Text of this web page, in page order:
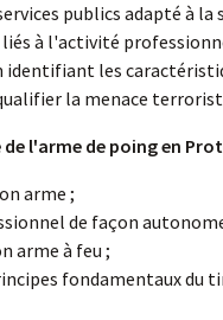
publics adapté à
à l'activité
les
la menace
l'arme de poing en
arme ;
de façon
arme à feu ;
fondamentaux du